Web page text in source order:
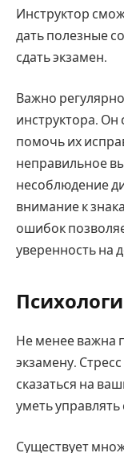
Инструктор
дать полезные
сдать экзамен.
Важно
инструктора.
помочь их
неправильное
несоблюдение
внимание к
ошибок
уверенность на
Не менее важна
экзамену.
сказаться на
уметь
Существует